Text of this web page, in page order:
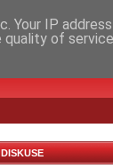
DISKUSE
Your IP
of